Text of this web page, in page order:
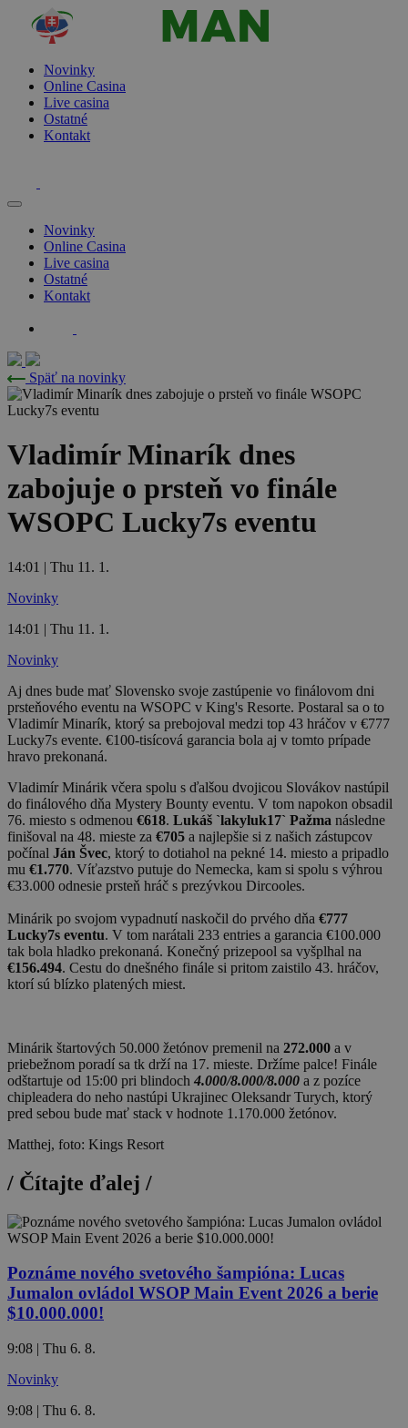
Novinky
Online Casina
Live casina
Ostatné
Kontakt
Novinky
Online Casina
Live casina
Ostatné
Kontakt
Späť na novinky
Vladimír Minarík dnes
zabojuje o prsteň vo finále
WSOPC Lucky7s eventu
14:01 | Thu 11. 1.
Novinky
14:01 | Thu 11. 1.
Novinky
Aj dnes bude mať Slovensko svoje zastúpenie vo finálovom dni
prsteňového eventu na WSOPC v King's Resorte. Postaral sa o to
Vladimír Minarík, ktorý sa prebojoval medzi top 43 hráčov v €777
Lucky7s evente. €100-tisícová garancia bola aj v tomto prípade
hravo prekonaná.
Vladimír Minárik včera spolu s ďalšou dvojicou Slovákov nastúpil
do finálového dňa Mystery Bounty eventu. V tom napokon obsadil
76. miesto s odmenou €618. Lukáš `lakyluk17` Pažma následne
finišoval na 48. mieste za €705 a najlepšie si z našich zástupcov
počínal Ján Švec, ktorý to dotiahol na pekné 14. miesto a pripadlo
mu €1.770. Víťazstvo putuje do Nemecka, kam si spolu s výhrou
€33.000 odnesie prsteň hráč s prezývkou Dircooles.
Minárik po svojom vypadnutí naskočil do prvého dňa €777
Lucky7s eventu. V tom narátali 233 entries a garancia €100.000
tak bola hladko prekonaná. Konečný prizepool sa vyšplhal na
€156.494. Cestu do dnešného finále si pritom zaistilo 43. hráčov,
ktorí sú blízko platených miest.
Minárik štartových 50.000 žetónov premenil na 272.000 a v
priebežnom poradí sa tk drží na 17. mieste. Držíme palce! Finále
odštartuje od 15:00 pri blindoch 4.000/8.000/8.000 a z pozíce
chipleadera do neho nastúpi Ukrajinec Oleksandr Turych, ktorý
pred sebou bude mať stack v hodnote 1.170.000 žetónov.
Matthej, foto: Kings Resort
/ Čítajte ďalej /
Poznáme nového svetového šampióna: Lucas
Jumalon ovládol WSOP Main Event 2026 a berie
$10.000.000!
9:08 | Thu 6. 8.
Novinky
9:08 | Thu 6. 8.